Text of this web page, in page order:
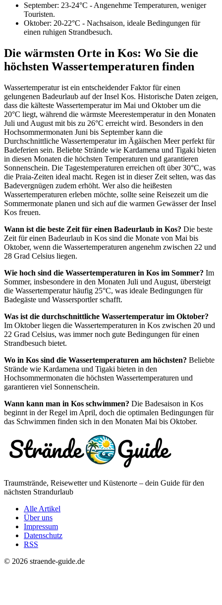
September: 23-24°C - Angenehme Temperaturen, weniger
Touristen.
Oktober: 20-22°C - Nachsaison, ideale Bedingungen für
einen ruhigen Strandbesuch.
Die wärmsten Orte in Kos: Wo Sie die
höchsten Wassertemperaturen finden
Wassertemperatur ist ein entscheidender Faktor für einen
gelungenen Badeurlaub auf der Insel Kos. Historische Daten zeigen,
dass die kälteste Wassertemperatur im Mai und Oktober um die
20°C liegt, während die wärmste Meerestemperatur in den Monaten
Juli und August mit bis zu 26°C erreicht wird. Besonders in den
Hochsommermonaten Juni bis September kann die
Durchschnittliche Wassertemperatur im Ägäischen Meer perfekt für
Badeferien sein. Beliebte Strände wie Kardamena und Tigaki bieten
in diesen Monaten die höchsten Temperaturen und garantieren
Sonnenschein. Die Tagestemperaturen erreichen oft über 30°C, was
die Praia-Zeiten ideal macht. Regen ist in dieser Zeit selten, was das
Badevergnügen zudem erhöht. Wer also die heißesten
Wassertemperaturen erleben möchte, sollte seine Reisezeit um die
Sommermonate planen und sich auf die warmen Gewässer der Insel
Kos freuen.
Wann ist die beste Zeit für einen Badeurlaub in Kos? Die beste
Zeit für einen Badeurlaub in Kos sind die Monate von Mai bis
Oktober, wenn die Wassertemperaturen angenehm zwischen 22 und
28 Grad Celsius liegen.
Wie hoch sind die Wassertemperaturen in Kos im Sommer? Im
Sommer, insbesondere in den Monaten Juli und August, übersteigt
die Wassertemperatur häufig 25°C, was ideale Bedingungen für
Badegäste und Wassersportler schafft.
Was ist die durchschnittliche Wassertemperatur im Oktober?
Im Oktober liegen die Wassertemperaturen in Kos zwischen 20 und
22 Grad Celsius, was immer noch gute Bedingungen für einen
Strandbesuch bietet.
Wo in Kos sind die Wassertemperaturen am höchsten? Beliebte
Strände wie Kardamena und Tigaki bieten in den
Hochsommermonaten die höchsten Wassertemperaturen und
garantieren viel Sonnenschein.
Wann kann man in Kos schwimmen? Die Badesaison in Kos
beginnt in der Regel im April, doch die optimalen Bedingungen für
das Schwimmen finden sich in den Monaten Mai bis Oktober.
Traumstrände, Reisewetter und Küstenorte – dein Guide für den
nächsten Strandurlaub
Alle Artikel
Über uns
Impressum
Datenschutz
RSS
© 2026 straende-guide.de